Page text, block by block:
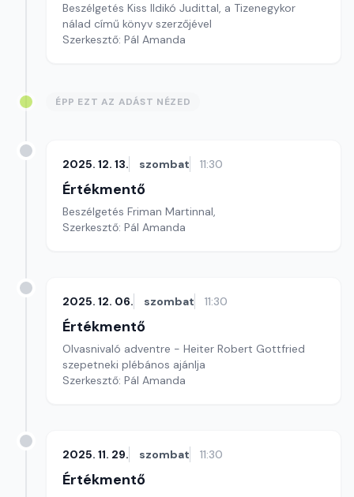
Beszélgetés Kiss Ildikó Judittal, a Tizenegykor
nálad című könyv szerzőjével
Szerkesztő: Pál Amanda
ÉPP EZT AZ ADÁST NÉZED
2025. 12. 13. szombat 11:30
Értékmentő
Beszélgetés Friman Martinnal,
Szerkesztő: Pál Amanda
2025. 12. 06. szombat 11:30
Értékmentő
Olvasnivaló adventre - Heiter Robert Gottfried
szepetneki plébános ajánlja
Szerkesztő: Pál Amanda
2025. 11. 29. szombat 11:30
Értékmentő